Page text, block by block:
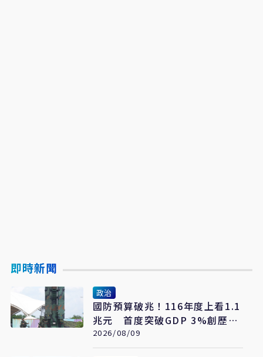
即時新聞
政治
國防預算破兆！116年度上看1.1
兆元 首度突破GDP 3%創歷史
新高
2026/08/09